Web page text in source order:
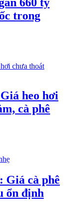
trong
heo hơi
cà phê
Giá cà phê
ổn định